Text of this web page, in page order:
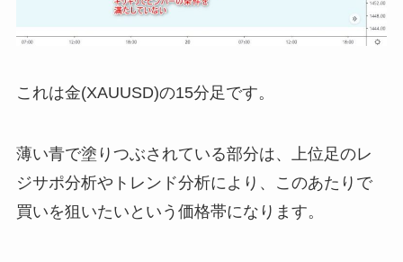
これは金(XAUUSD)の15分足です。
薄い青で塗りつぶされている部分は、上位足のレ
ジサポ分析やトレンド分析により、このあたりで
買いを狙いたいという価格帯になります。